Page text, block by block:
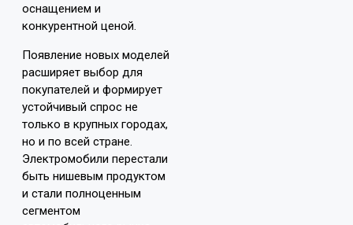
оснащением и
конкурентной ценой.
Появление новых моделей
расширяет выбор для
покупателей и формирует
устойчивый спрос не
только в крупных городах,
но и по всей стране.
Электромобили перестали
быть нишевым продуктом
и стали полноценным
сегментом